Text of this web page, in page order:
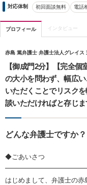
対応体制 初回面談無料 電話
プロフィール インタビュー
赤島 篤弁護士 弁護士法人グレイス
【御成門2分】【完全
の大小を問わず、幅広
いただくことでリスク
談いただければと存じま
どんな弁護士ですか？
◆ごあいさつ
はじめまして、弁護士の赤